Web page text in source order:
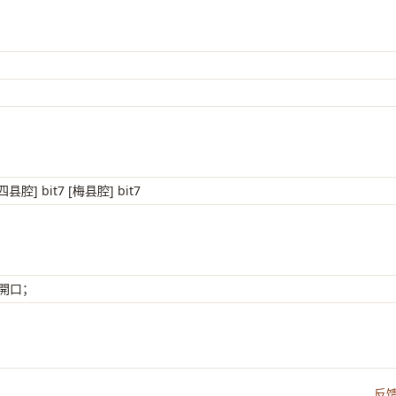
县腔] bit7 [梅县腔] bit7
；